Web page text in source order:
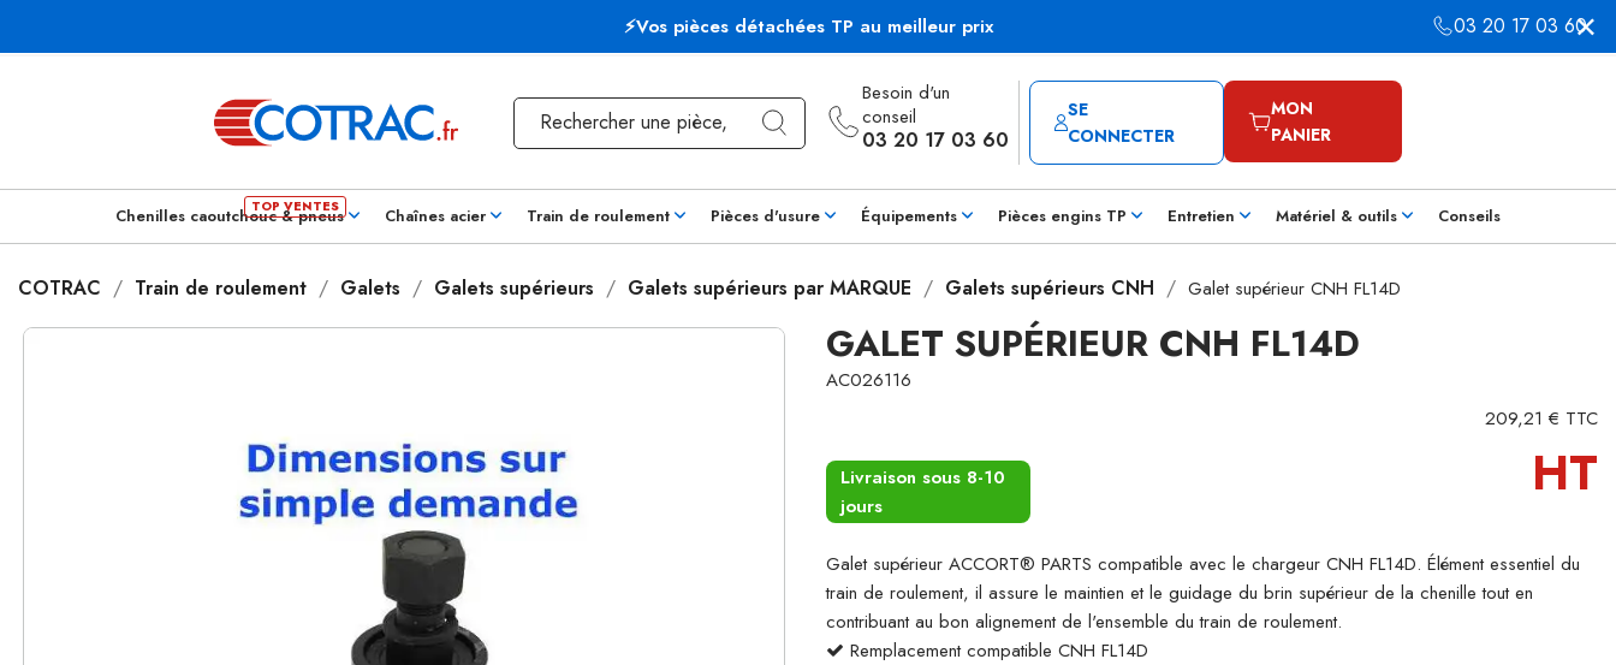
⚡Vos pièces détachées TP au meilleur prix 03 20 17 03 60
Besoin d'un
conseil
03 20 17 03 60
SE
CONNECTER
MON
PANIER
Chenilles caoutchouc & pneus Chaînes acier Train de roulement Pièces d'usure Équipements Pièces engins TP Entretien Matériel & outils Conseils
COTRAC Train de roulement Galets Galets supérieurs Galets supérieurs par MARQUE Galets supérieurs CNH Galet supérieur CNH FL14D
GALET SUPÉRIEUR CNH FL14D
AC026116
209,21 € TTC
Livraison sous 8-10
jours
HT
Galet supérieur ACCORT® PARTS compatible avec le chargeur CNH FL14D. Élément essentiel du
train de roulement, il assure le maintien et le guidage du brin supérieur de la chenille tout en
contribuant au bon alignement de l'ensemble du train de roulement.
Remplacement compatible CNH FL14D